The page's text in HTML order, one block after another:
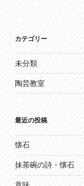
カテゴリー
未分類
陶芸教室
最近の投稿
懐石
抹茶碗の詩・懐石